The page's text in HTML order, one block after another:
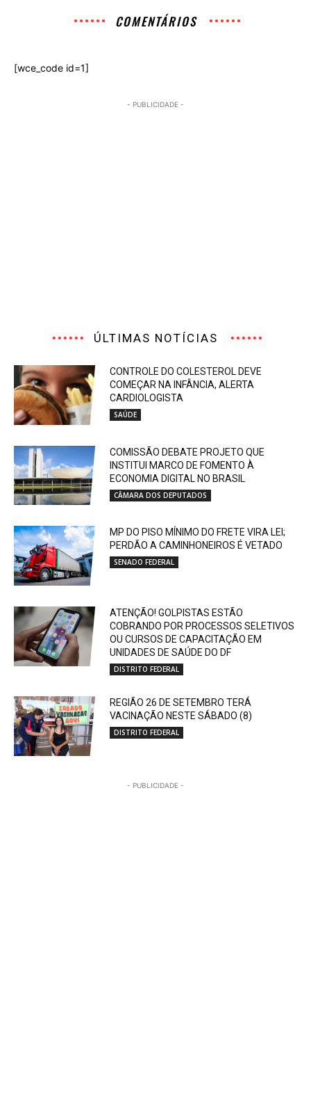
COMENTÁRIOS
[wce_code id=1]
- PUBLICIDADE -
ÚLTIMAS NOTÍCIAS
CONTROLE DO COLESTEROL DEVE
COMEÇAR NA INFÂNCIA, ALERTA
CARDIOLOGISTA
SAÚDE
COMISSÃO DEBATE PROJETO QUE
INSTITUI MARCO DE FOMENTO À
ECONOMIA DIGITAL NO BRASIL
CÂMARA DOS DEPUTADOS
MP DO PISO MÍNIMO DO FRETE VIRA LEI;
PERDÃO A CAMINHONEIROS É VETADO
SENADO FEDERAL
ATENÇÃO! GOLPISTAS ESTÃO
COBRANDO POR PROCESSOS SELETIVOS
OU CURSOS DE CAPACITAÇÃO EM
UNIDADES DE SAÚDE DO DF
DISTRITO FEDERAL
REGIÃO 26 DE SETEMBRO TERÁ
VACINAÇÃO NESTE SÁBADO (8)
DISTRITO FEDERAL
- PUBLICIDADE -